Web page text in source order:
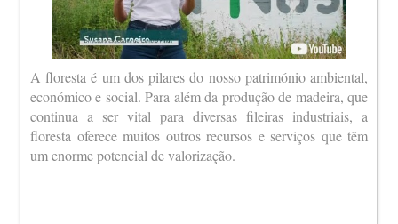
A floresta é um dos pilares do nosso património ambiental,
económico e social. Para além da produção de madeira, que
continua a ser vital para diversas fileiras industriais, a
floresta oferece muitos outros recursos e serviços que têm
um enorme potencial de valorização.